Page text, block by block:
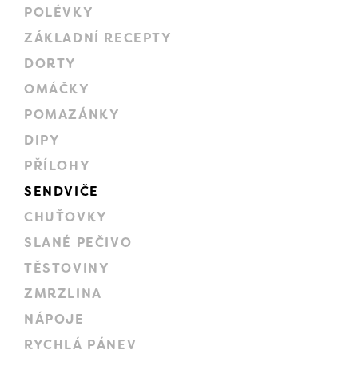
POLÉVKY
ZÁKLADNÍ RECEPTY
DORTY
OMÁČKY
POMAZÁNKY
DIPY
PŘÍLOHY
SENDVIČE
CHUŤOVKY
SLANÉ PEČIVO
TĚSTOVINY
ZMRZLINA
NÁPOJE
RYCHLÁ PÁNEV